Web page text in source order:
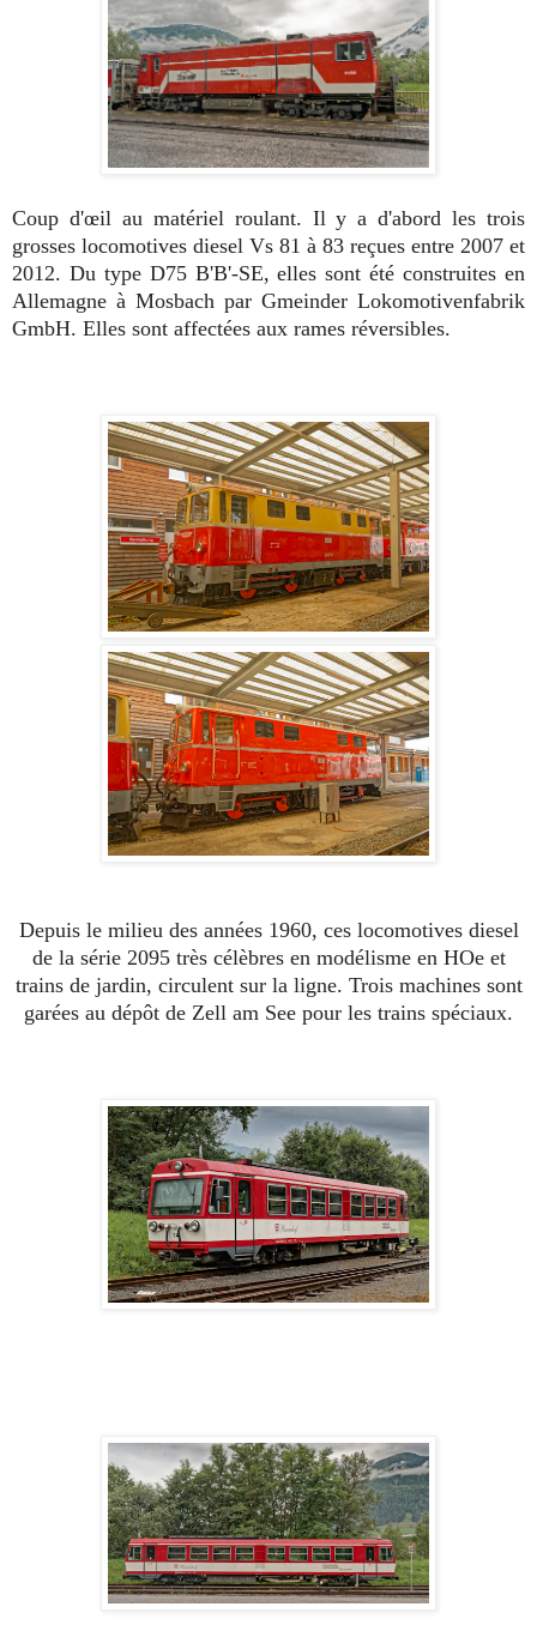
Coup d'œil au matériel roulant. Il y a d'abord les trois
grosses locomotives diesel Vs 81 à 83 reçues entre 2007 et
2012. Du type D75 B'B'-SE, elles sont été construites en
Allemagne à Mosbach par Gmeinder Lokomotivenfabrik
GmbH. Elles sont affectées aux rames réversibles.
Depuis le milieu des années 1960, ces locomotives diesel
de la série 2095 très célèbres en modélisme en HOe et
trains de jardin, circulent sur la ligne. Trois machines sont
garées au dépôt de Zell am See pour les trains spéciaux.